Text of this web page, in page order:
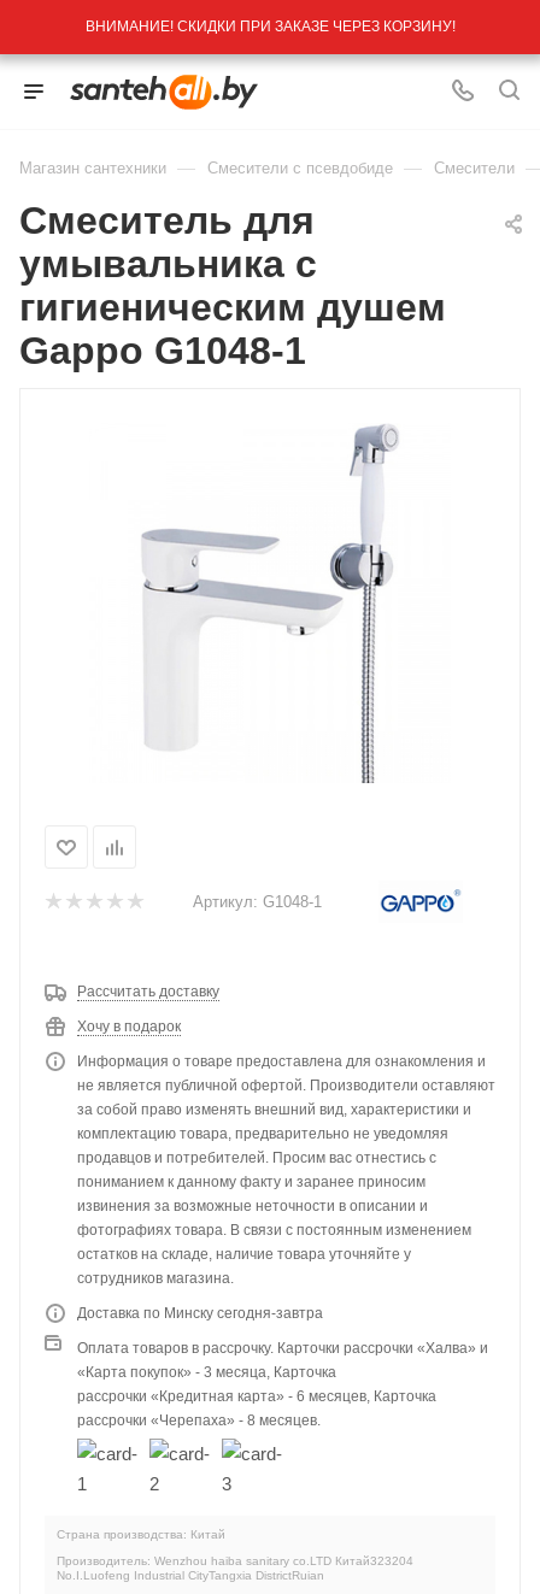
ВНИМАНИЕ! СКИДКИ ПРИ ЗАКАЗЕ ЧЕРЕЗ КОРЗИНУ!
Магазин сантехники — Смесители с псевдобиде — Смесители
Смеситель для
умывальника с
гигиеническим душем
Gappo G1048-1
Артикул: G1048-1
Рассчитать доставку
Хочу в подарок
Информация о товаре предоставлена для ознакомления и
не является публичной офертой. Производители оставляют
за собой право изменять внешний вид, характеристики и
комплектацию товара, предварительно не уведомляя
продавцов и потребителей. Просим вас отнестись с
пониманием к данному факту и заранее приносим
извинения за возможные неточности в описании и
фотографиях товара. В связи с постоянным изменением
остатков на складе, наличие товара уточняйте у
сотрудников магазина.
Доставка по Минску сегодня-завтра
Оплата товаров в рассрочку. Карточки рассрочки «Халва» и
«Карта покупок» - 3 месяца, Карточка
рассрочки «Кредитная карта» - 6 месяцев, Карточка
рассрочки «Черепаха» - 8 месяцев.
Страна производства: Китай
Производитель: Wenzhou haiba sanitary co.LTD Китай323204
No.I.Luofeng Industrial CityTangxia DistrictRuian